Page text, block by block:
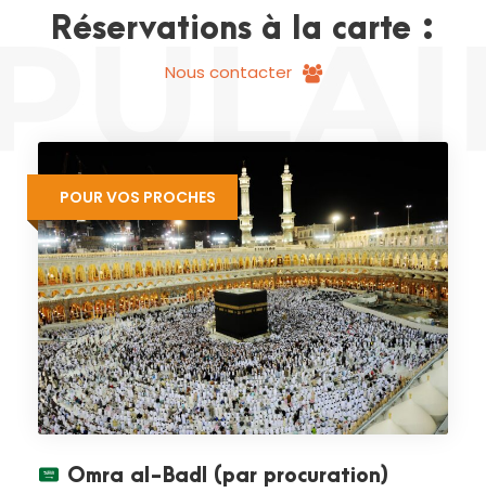
Réservations à la carte :
Nous contacter
POUR VOS PROCHES
Omra al-Badl (par procuration)